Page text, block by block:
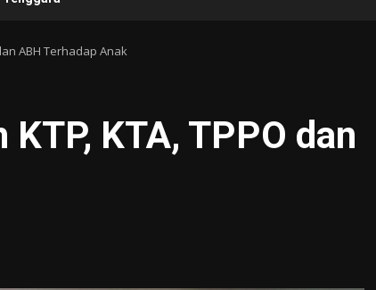
ABH Terhadap Anak
KTA, TPPO dan